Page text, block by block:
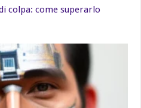
colpa: come superarlo